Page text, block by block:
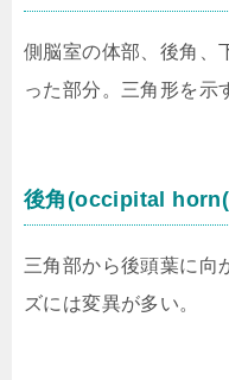
側脳室の体部、後角、
った部分。三角形を示
後角(occipital
三角部から後頭葉に向
ズには変異が多い。